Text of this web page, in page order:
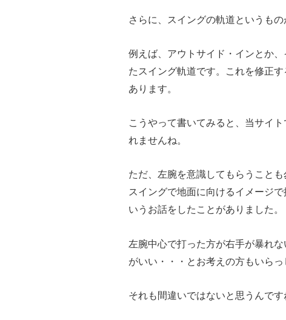
さらに、スイングの軌道というもの
例えば、アウトサイド・インとか
たスイング軌道です。これを修正
あります。
こうやって書いてみると、当サイ
れませんね。
ただ、左腕を意識してもらうこと
スイングで地面に向けるイメージ
いうお話をしたことがありました。
左腕中心で打った方が右手が暴れ
がいい・・・とお考えの方もいらっ
それも間違いではないと思うんです